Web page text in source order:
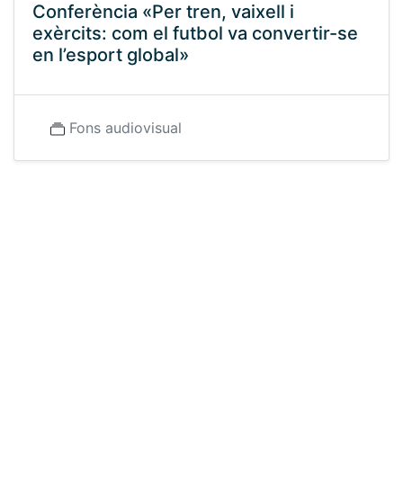
Conferència «Per tren, vaixell i
exèrcits: com el futbol va convertir-se
en l’esport global»
Fons audiovisual